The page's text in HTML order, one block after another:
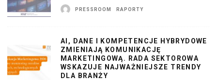
PRESSROOM RAPORTY
AI, DANE I KOMPETENCJE HYBRYDOWE
ZMIENIAJĄ KOMUNIKACJĘ
MARKETINGOWĄ. RADA SEKTOROWA
WSKAZUJE NAJWAŻNIEJSZE TRENDY
DLA BRANŻY